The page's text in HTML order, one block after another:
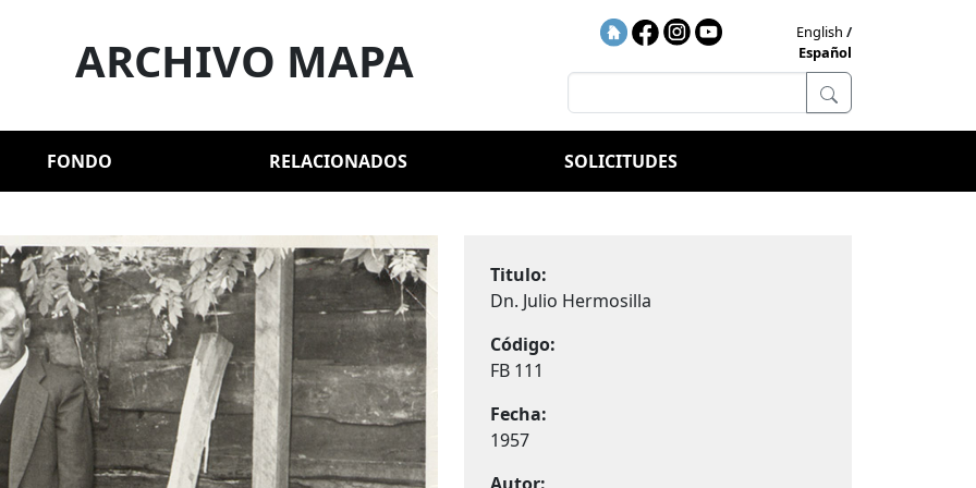
ARCHIVO MAPA
English
Español
FONDO RELACIONADOS SOLICITUDES
Titulo:
Dn. Julio Hermosilla
Código:
FB 111
Fecha:
1957